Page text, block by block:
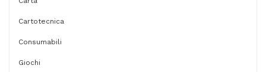
Cartotecnica
Consumabili
Giochi